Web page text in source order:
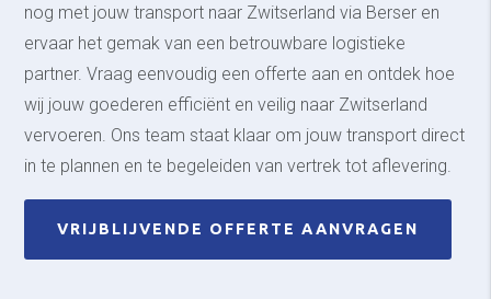
nog met jouw transport naar Zwitserland via Berser en
ervaar het gemak van een betrouwbare logistieke
partner. Vraag eenvoudig een offerte aan en ontdek hoe
wij jouw goederen efficiënt en veilig naar Zwitserland
vervoeren. Ons team staat klaar om jouw transport direct
in te plannen en te begeleiden van vertrek tot aflevering.
VRIJBLIJVENDE OFFERTE AANVRAGEN